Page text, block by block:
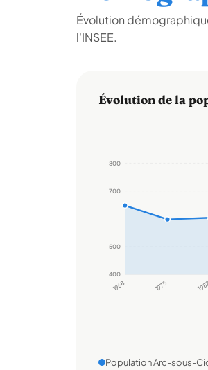
Évolution
l'INSEE.
Évolution de la
400
500
700
800
1968 1975
Population Arc-sous-